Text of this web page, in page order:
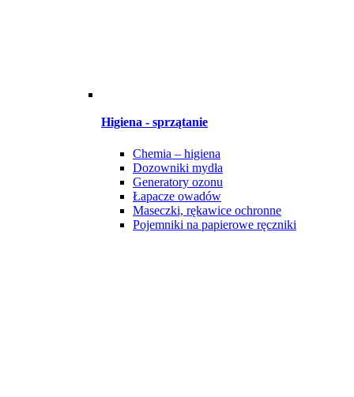
Higiena - sprzątanie
Chemia – higiena
Dozowniki mydła
Generatory ozonu
Łapacze owadów
Maseczki, rękawice ochronne
Pojemniki na papierowe ręczniki